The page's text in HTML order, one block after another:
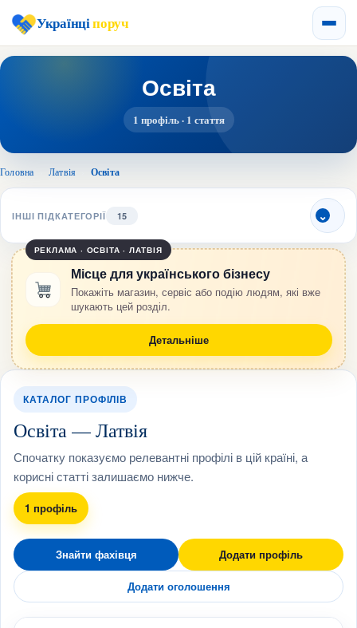
Українціпоруч
Освіта
1 профіль · 1 стаття
Головна Латвія Освіта
ІНШІ ПІДКАТЕГОРІЇ 15
РЕКЛАМА · ОСВІТА · ЛАТВІЯ
Місце для українського бізнесу
Покажіть магазин, сервіс або подію людям, які вже
шукають цей розділ.
Детальніше
КАТАЛОГ ПРОФІЛІВ
Освіта — Латвія
Спочатку показуємо релевантні профілі в цій країні, а
корисні статті залишаємо нижче.
1 профіль
Знайти фахівця Додати профіль
Додати оголошення